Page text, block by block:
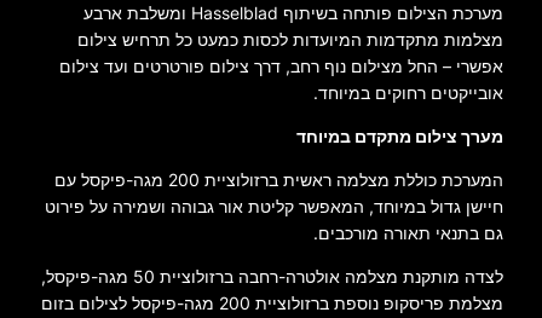
מערכת הצילום פותחה בשיתוף Hasselblad ומשלבת ארבע
מצלמות מתקדמות המיועדות לכסות כמעט כל תרחיש צילום
אפשרי – החל מצילום נוף רחב, דרך צילום פורטרטים ועד צילום
אובייקטים רחוקים במיוחד.
מערך צילום מתקדם במיוחד
המערכת כוללת מצלמה ראשית ברזולוציית 200 מגה-פיקסל עם
חיישן גדול במיוחד, המאפשר קליטת אור גבוהה ושמירה על פירוט
גם בתנאי תאורה מורכבים.
לצדה מותקנת מצלמה אולטרה-רחבה ברזולוציית 50 מגה-פיקסל,
מצלמת פריסקופ נוספת ברזולוציית 200 מגה-פיקסל לצילום בזום